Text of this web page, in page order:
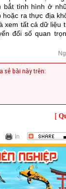
bắt tình hình ở
ra thực địa
xem tất cả dữ liệu
đổi số quan
sẻ bài này trên:
[
In